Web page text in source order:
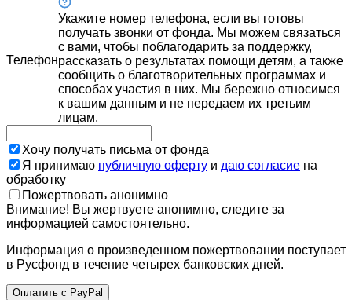
Телефон
Укажите номер телефона, если вы готовы
получать звонки от фонда. Мы можем связаться
с вами, чтобы поблагодарить за поддержку,
рассказать о результатах помощи детям, а также
сообщить о благотворительных программах и
способах участия в них. Мы бережно относимся
к вашим данным и не передаем их третьим
лицам.
Хочу получать письма от фонда
Я принимаю публичную оферту и даю согласие на
обработку
Пожертвовать анонимно
Внимание! Вы жертвуете анонимно, следите за
информацией самостоятельно.
Информация о произведенном пожертвовании поступает
в Русфонд в течение четырех банковских дней.
Оплатить с PayPal